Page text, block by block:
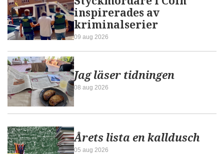
inspirerades av
kriminalserier
09 aug 2026
Jag läser tidningen
08 aug 2026
Årets lista en kalldusch
05 aug 2026